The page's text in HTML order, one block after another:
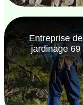
Entreprise de
jardinage 69